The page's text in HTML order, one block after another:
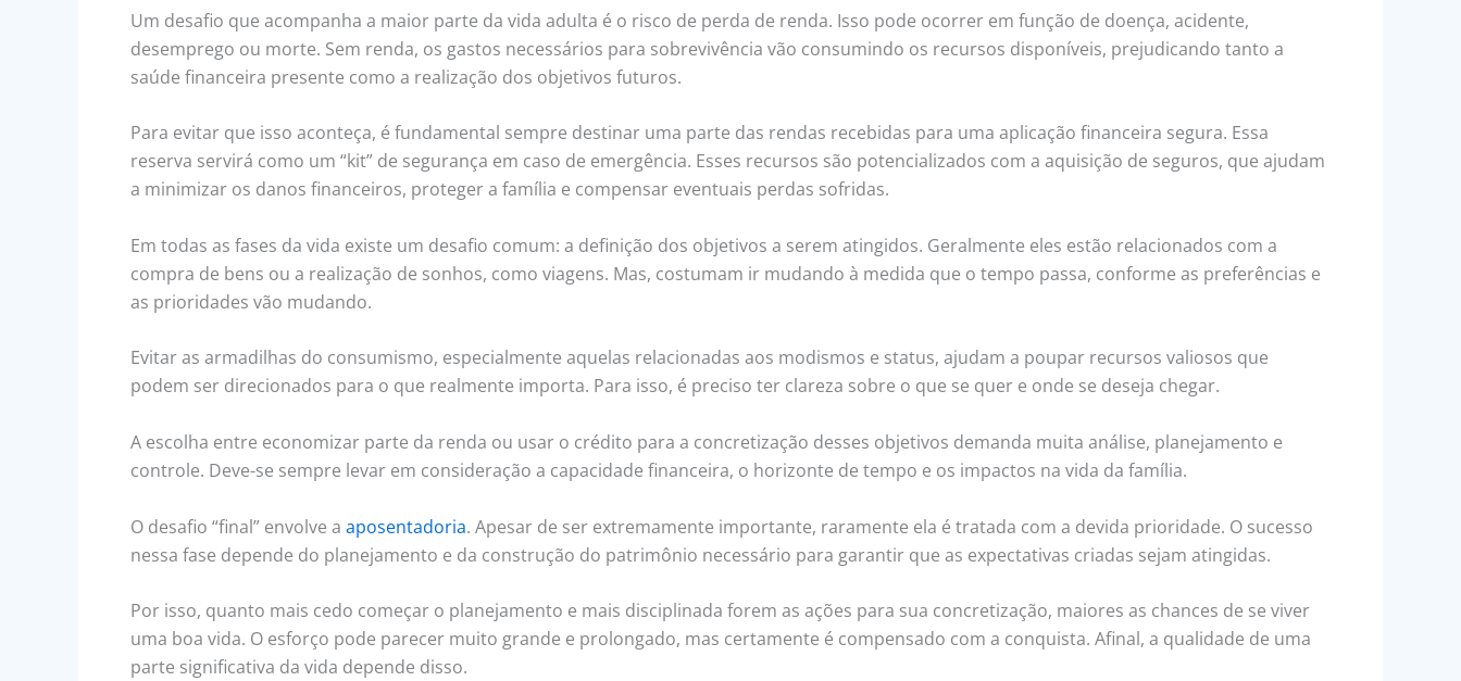
Um desafio que acompanha a maior parte da vida adulta é o risco de perda de renda. Isso pode ocorrer em função de doença, acidente,
desemprego ou morte. Sem renda, os gastos necessários para sobrevivência vão consumindo os recursos disponíveis, prejudicando tanto a
saúde financeira presente como a realização dos objetivos futuros.
Para evitar que isso aconteça, é fundamental sempre destinar uma parte das rendas recebidas para uma aplicação financeira segura. Essa
reserva servirá como um “kit” de segurança em caso de emergência. Esses recursos são potencializados com a aquisição de seguros, que ajudam
a minimizar os danos financeiros, proteger a família e compensar eventuais perdas sofridas.
Em todas as fases da vida existe um desafio comum: a definição dos objetivos a serem atingidos. Geralmente eles estão relacionados com a
compra de bens ou a realização de sonhos, como viagens. Mas, costumam ir mudando à medida que o tempo passa, conforme as preferências e
as prioridades vão mudando.
Evitar as armadilhas do consumismo, especialmente aquelas relacionadas aos modismos e status, ajudam a poupar recursos valiosos que
podem ser direcionados para o que realmente importa. Para isso, é preciso ter clareza sobre o que se quer e onde se deseja chegar.
A escolha entre economizar parte da renda ou usar o crédito para a concretização desses objetivos demanda muita análise, planejamento e
controle. Deve-se sempre levar em consideração a capacidade financeira, o horizonte de tempo e os impactos na vida da família.
O desafio “final” envolve a aposentadoria. Apesar de ser extremamente importante, raramente ela é tratada com a devida prioridade. O sucesso
nessa fase depende do planejamento e da construção do patrimônio necessário para garantir que as expectativas criadas sejam atingidas.
Por isso, quanto mais cedo começar o planejamento e mais disciplinada forem as ações para sua concretização, maiores as chances de se viver
uma boa vida. O esforço pode parecer muito grande e prolongado, mas certamente é compensado com a conquista. Afinal, a qualidade de uma
parte significativa da vida depende disso.